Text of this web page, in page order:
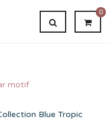
0
motif
Blue Tropic